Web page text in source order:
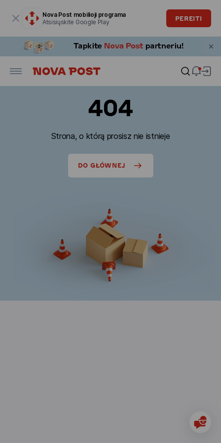
Nova Post mobilioji programa
Atsisiųskite Google Play
PEREITI
404
Strona, o którą prosisz nie istnieje
DO GŁÓWNEJ